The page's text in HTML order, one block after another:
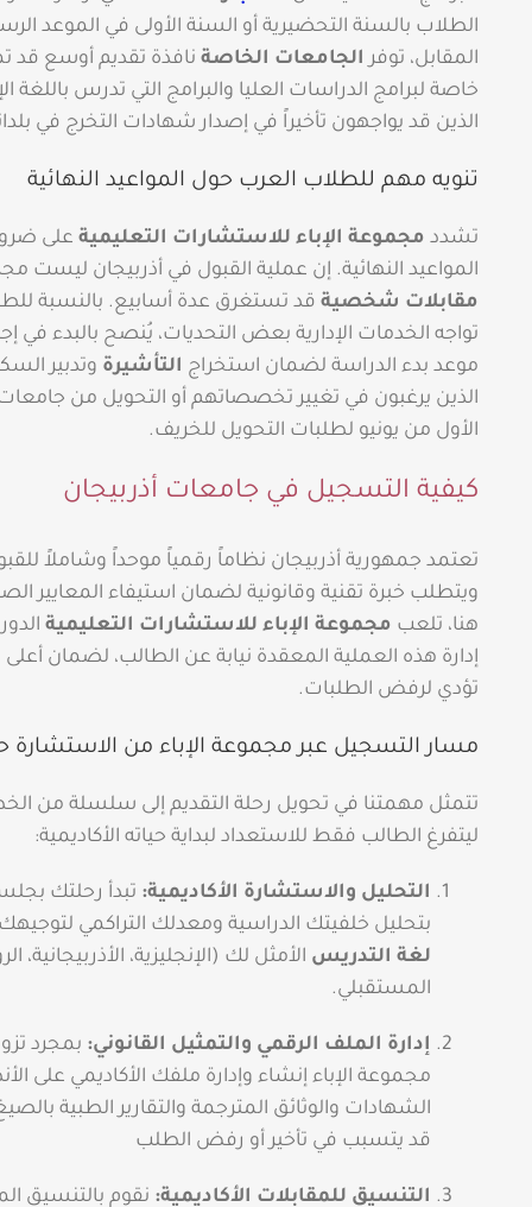
المقابل، توفر الجامعات الخاصةنافذة تقديم أوسع قد
خاصة لبرامج الدراسات العليا والبرامج التي تدرس باللغة
الذين قد يواجهون تأخيراً في إصدار شهادات التخرج في
تنويه مهم للطلاب العرب حول المواعيد النهائية
تشدد مجموعة الإباء للاستشارات التعليميةعلى
المواعيد النهائية. إن عملية القبول في أذربيجان ليست
مقابلات شخصيةقد تستغرق عدة أسابيع. بالنسبة
تواجه الخدمات الإدارية بعض التحديات، يُنصح بالبدء في
موعد بدء الدراسة لضمان استخراج التأشيرة وتدبير
الذين يرغبون في تغيير تخصصاتهم أو التحويل من
الأول من يونيو لطلبات التحويل للخريف.
كيفية التسجيل في جامعات أذربيجان
تعتمد جمهورية أذربيجان نظاماً رقمياً موحداً وشاملاً
ويتطلب خبرة تقنية وقانونية لضمان استيفاء المعايير
هنا، تلعب مجموعة الإباء للاستشارات التعليمية
إدارة هذه العملية المعقدة نيابة عن الطالب، لضمان
تؤدي لرفض الطلبات.
مسار التسجيل عبر مجموعة الإباء من الاستشارة
تتمثل مهمتنا في تحويل رحلة التقديم إلى سلسلة من
ليتفرغ الطالب فقط للاستعداد لبداية حياته الأكاديمية:
التحليل والاستشارة الأكاديمية: تبدأ رحلتك
بتحليل خلفيتك الدراسية ومعدلك التراكمي
لغة التدريس الأمثل لك (الإنجليزية،
المستقبلي.
إدارة الملف الرقمي والتمثيل القانوني: بمجرد
مجموعة الإباء إنشاء وإدارة ملفك الأكاديمي
الشهادات والوثائق المترجمة والتقارير الطبية
قد يتسبب في تأخير أو رفض الطلب
التنسيق للمقابلات الأكاديمية: نقوم بالتنسيق